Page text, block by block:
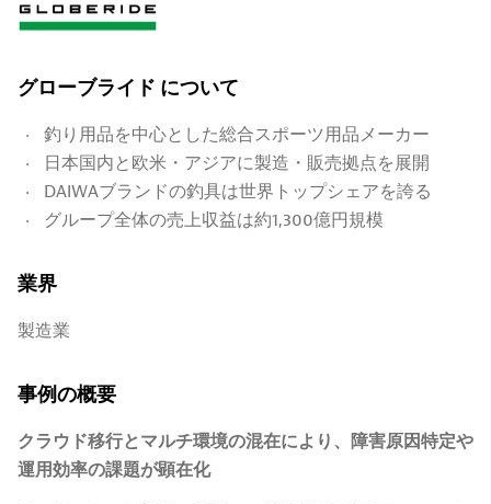
グローブライド について
釣り用品を中心とした総合スポーツ用品メーカー
日本国内と欧米・アジアに製造・販売拠点を展開
DAIWAブランドの釣具は世界トップシェアを誇る
グループ全体の売上収益は約1,300億円規模
業界
製造業
事例の概要
クラウド移行とマルチ環境の混在により、障害原因特定や
運用効率の課題が顕在化